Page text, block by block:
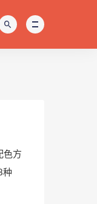
色方
种